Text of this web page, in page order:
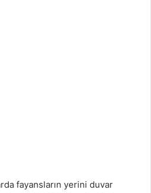
fayansların yerini duvar